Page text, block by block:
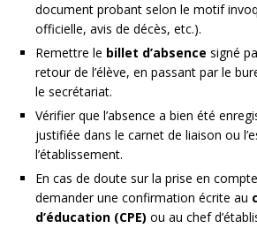
document probant selon le motif
officielle, avis de décès, etc.).
Remettre le billet d’absence signé
retour de l’élève, en passant par le
le secrétariat.
Vérifier que l’absence a bien été
justifiée dans le carnet de liaison ou
l’établissement.
En cas de doute sur la prise en
demander une confirmation écrite au
d’éducation (CPE) ou au chef